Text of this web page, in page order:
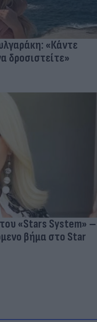
«Κάντε
δροσιστείτε»
«Stars System» –
βήμα στο Star